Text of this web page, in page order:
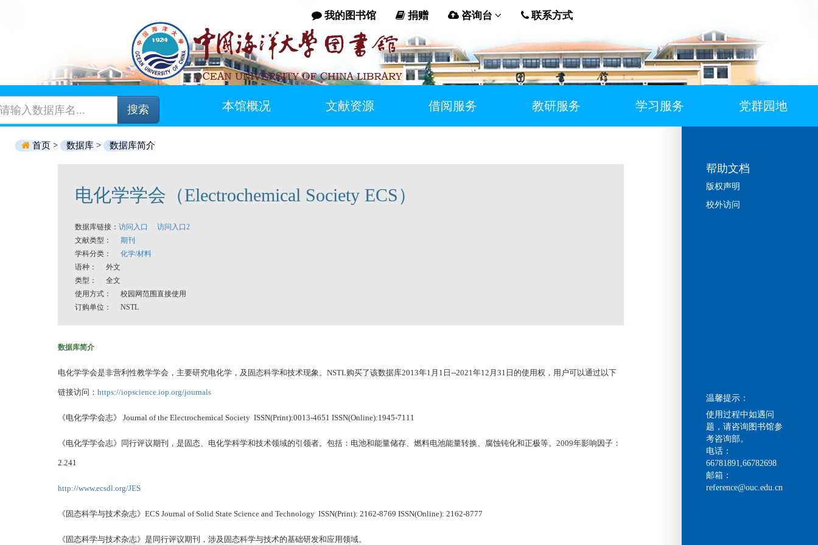
我的图书馆 捐赠 咨询台 联系方式
搜索 本馆概况 文献资源 借阅服务 教研服务 学习服务 党群园地
首页 > 数据库 > 数据库简介
电化学学会（Electrochemical Society ECS）
数据库链接： 访问入口
访问入口2
文献类型： 期刊
学科分类： 化学/材料
语种： 外文
类型： 全文
使用方式： 校园网范围直接使用
订购单位： NSTL
数据库简介
电化学学会是非营利性教学学会，主要研究电化学，及固态科学和技术现象。NSTL购买了该数据库2013年1月1日--2021年12月31日的使用权，用户可以通过以下
链接访问： https://iopscience.iop.org/journals
《电化学学会志》 Journal of the Electrochemical Society ISSN(Print):0013-4651 ISSN(Online):1945-7111
《电化学学会志》同行评议期刊，是固态、电化学科学和技术领域的引领者。包括：电池和能量储存、燃料电池能量转换、腐蚀钝化和正极等。2009年影响因子：
2.241
http://www.ecsdl.org/JES
《固态科学与技术杂志》ECS Journal of Solid State Science and Technology ISSN(Print): 2162-8769 ISSN(Online): 2162-8777
《固态科学与技术杂志》是同行评议期刊，涉及固态科学与技术的基础研发和应用领域。
帮助文档
版权声明
校外访问
温馨提示：
使用过程中如遇问
题，请咨询图书馆参
考咨询部。
电话：
66781891,66782698
邮箱：
reference@ouc.edu.cn